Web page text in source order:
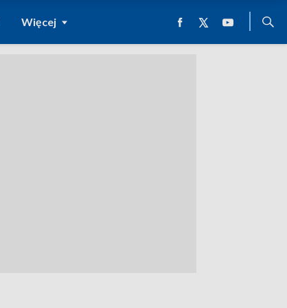
Więcej